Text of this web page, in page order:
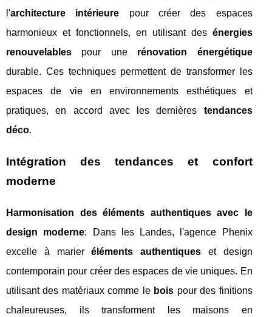
l'architecture intérieure pour créer des espaces
harmonieux et fonctionnels, en utilisant des énergies
renouvelables pour une rénovation énergétique
durable. Ces techniques permettent de transformer les
espaces de vie en environnements esthétiques et
pratiques, en accord avec les dernières tendances
déco.
Intégration des tendances et confort
moderne
Harmonisation des éléments authentiques avec le
design moderne: Dans les Landes, l'agence Phenix
excelle à marieréléments authentiques et design
contemporain pour créer des espaces de vie uniques. En
utilisant des matériaux comme le bois pour des finitions
chaleureuses, ils transforment les maisons en